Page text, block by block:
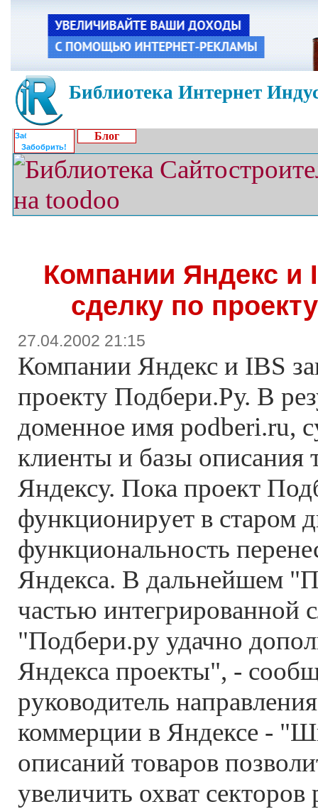
Библиотека Интернет
Забобрить!
Блог
Компании Яндекс и
сделку по
27.04.2002 21:15
Компании Яндекс и IBS
проекту Подбери.Ру. В
доменное имя podberi.ru,
клиенты и базы описания
Яндексу. Пока проект
функционирует в старом
функциональность
Яндекса. В дальнейшем
частью интегрированной
"Подбери.ру удачно
Яндекса проекты", -
руководитель
коммерции в Яндексе -
описаний товаров
увеличить охват